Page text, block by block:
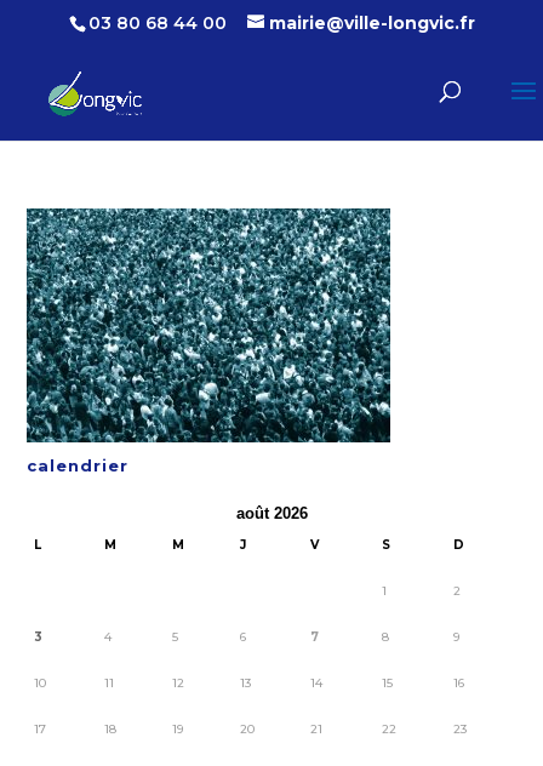
03 80 68 44 00 mairie@ville-longvic.fr
calendrier
août 2026
L M M J V S D
1 2
3 4 5 6 7 8 9
10 11 12 13 14 15 16
17 18 19 20 21 22 23